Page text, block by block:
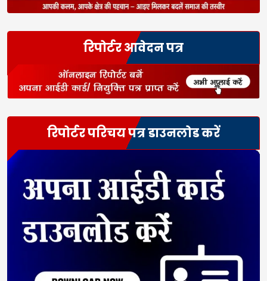
रिपोर्टर आवेदन पत्र
रिपोर्टर परिचय पत्र डाउनलोड करें